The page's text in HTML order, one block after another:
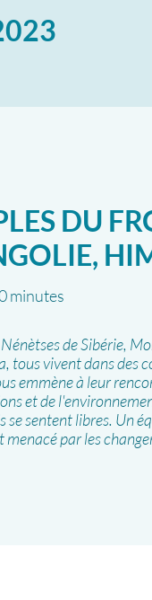
DU
minutes
de Sibérie,
tous vivent dans des
emmène à leur
et de
se sentent libres. Un
menacé par les